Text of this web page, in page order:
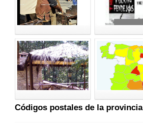
Códigos postales de la